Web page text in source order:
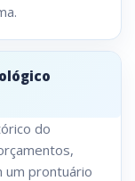
do
um prontuário